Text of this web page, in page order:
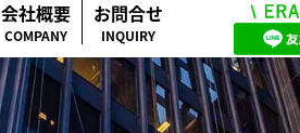
会社概要
COMPANY
お問合せ
INQUIRY